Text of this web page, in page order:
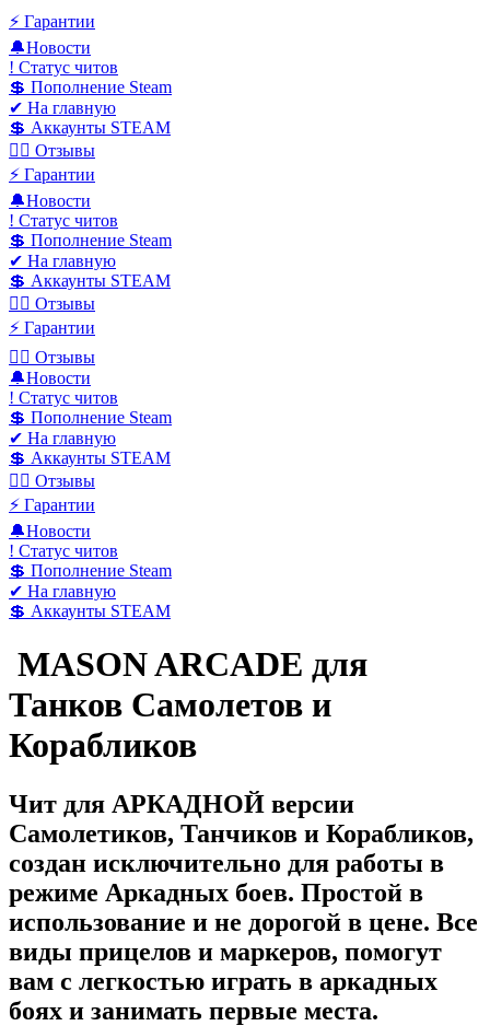
⚡️ Гарантии
🔔Новости
! Статус читов
💲 Пополнение Steam
✔ На главную
💲 Аккаунты STEAM
✍🏻 Отзывы
⚡️ Гарантии
🔔Новости
! Статус читов
💲 Пополнение Steam
✔ На главную
💲 Аккаунты STEAM
✍🏻 Отзывы
⚡️ Гарантии
✍🏻 Отзывы
🔔Новости
! Статус читов
💲 Пополнение Steam
✔ На главную
💲 Аккаунты STEAM
✍🏻 Отзывы
⚡️ Гарантии
🔔Новости
! Статус читов
💲 Пополнение Steam
✔ На главную
💲 Аккаунты STEAM
MASON ARCADE для
Танков Самолетов и
Корабликов
Чит для АРКАДНОЙ версии
Самолетиков, Танчиков и Корабликов,
создан исключительно для работы в
режиме Аркадных боев. Простой в
использование и не дорогой в цене. Все
виды прицелов и маркеров, помогут
вам с легкостью играть в аркадных
боях и занимать первые места.